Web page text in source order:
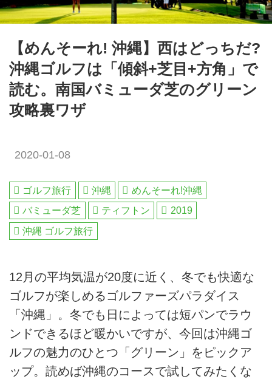
【めんそーれ! 沖縄】西はどっちだ?
沖縄ゴルフは「傾斜+芝目+方角」で
読む。南国バミューダ芝のグリーン
攻略裏ワザ
2020-01-08
ゴルフ旅行 沖縄
めんそーれ!沖縄
バミューダ芝
ティフトン
2019
沖縄 ゴルフ旅行
12月の平均気温が20度に近く、冬でも快適な
ゴルフが楽しめるゴルファーズパラダイス
「沖縄」。冬でも日によっては短パンでラウ
ンドできるほど暖かいですが、今回は沖縄ゴ
ルフの魅力のひとつ「グリーン」をピックア
ップ。読めば沖縄のコースで試してみたくな